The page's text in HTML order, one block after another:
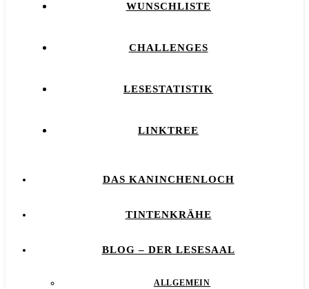
WUNSCHLISTE
CHALLENGES
LESESTATISTIK
LINKTREE
DAS KANINCHENLOCH
TINTENKRÄHE
BLOG – DER LESESAAL
ALLGEMEIN